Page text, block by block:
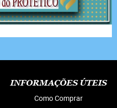
INFORMAÇÕES ÚTEIS
Como Comprar